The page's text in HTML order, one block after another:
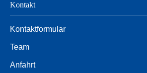
Kontakt
Kontaktformular
Team
Anfahrt